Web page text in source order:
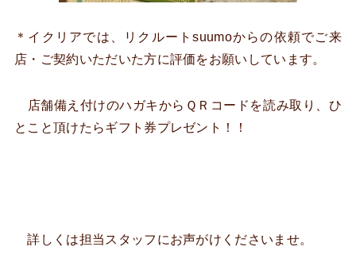
＊イクリアでは、リクルートsuumoからの依頼でご来
店・ご契約いただいた方に評価をお願いしています。
店舗備え付けのハガキからＱＲコードを読み取り、ひ
とこと頂けたらギフト券プレゼント！！
詳しくは担当スタッフにお声がけくださいませ。